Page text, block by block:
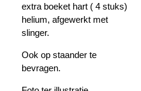
extra boeket hart ( 4 stuks)
helium, afgewerkt met
slinger.
Ook op staander te
bevragen.